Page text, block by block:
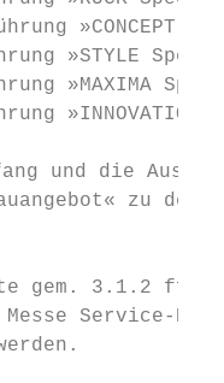
zu den
gem. 3.1.2 ff.
Service-